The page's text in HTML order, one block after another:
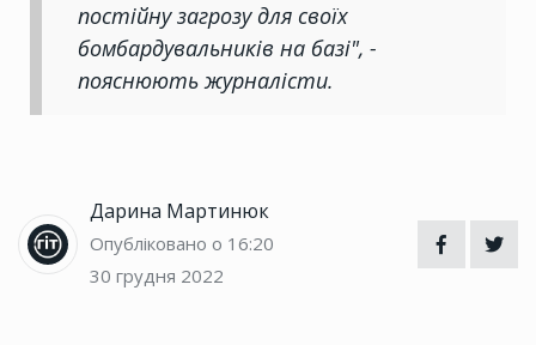
постійну загрозу для своїх
бомбардувальників на базі", -
пояснюють журналісти.
Дарина Мартинюк
Опубліковано о 16:20
30 грудня 2022